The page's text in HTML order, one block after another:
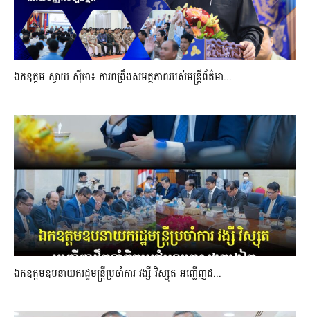
ឯកឧត្តម ស្វាយ ស៊ីថា៖ ការពង្រឹងសមត្ថភាពរបស់មន្ត្រីព័ត៌មា...
ឯកឧត្តមឧបនាយករដ្ឋមន្រ្តីប្រចាំការ វង្សី វិស្សុត អញ្ជើញដ...